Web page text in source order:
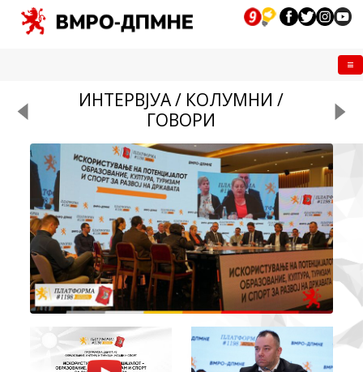
ИНТЕРВЈУА / КОЛУМНИ /
ГОВОРИ